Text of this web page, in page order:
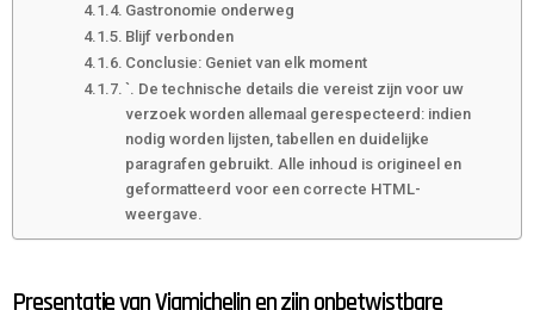
Gastronomie onderweg
Blijf verbonden
Conclusie: Geniet van elk moment
`. De technische details die vereist zijn voor uw
verzoek worden allemaal gerespecteerd: indien
nodig worden lijsten, tabellen en duidelijke
paragrafen gebruikt. Alle inhoud is origineel en
geformatteerd voor een correcte HTML-
weergave.
Presentatie van Viamichelin en zijn onbetwistbare